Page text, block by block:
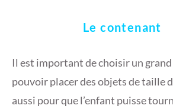
Le contenant
Il est important de choisir un
pouvoir placer des objets de taille
aussi pour que l’enfant puisse